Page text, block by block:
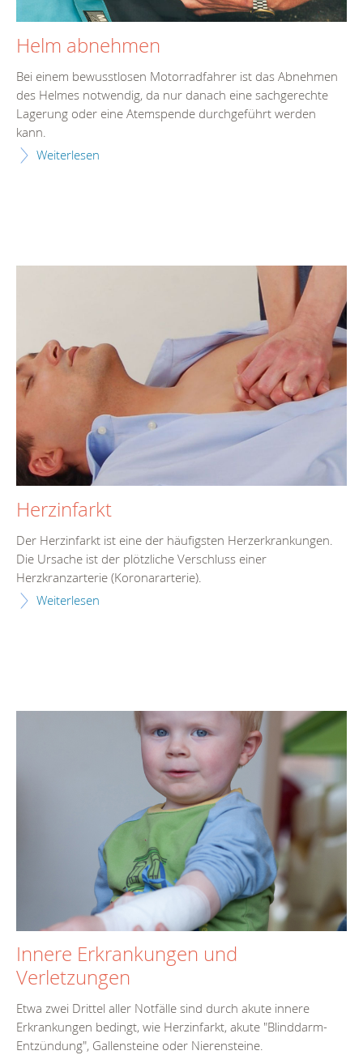
Helm abnehmen
Bei einem bewusstlosen Motorradfahrer ist das Abnehmen
des Helmes notwendig, da nur danach eine sachgerechte
Lagerung oder eine Atemspende durchgeführt werden
kann.
Weiterlesen
Herzinfarkt
Der Herzinfarkt ist eine der häufigsten Herzerkrankungen.
Die Ursache ist der plötzliche Verschluss einer
Herzkranzarterie (Koronararterie).
Weiterlesen
Innere Erkrankungen und
Verletzungen
Etwa zwei Drittel aller Notfälle sind durch akute innere
Erkrankungen bedingt, wie Herzinfarkt, akute "Blinddarm-
Entzündung", Gallensteine oder Nierensteine.